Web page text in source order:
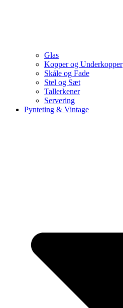
Glas
Kopper og Underkopper
Skåle og Fade
Stel og Sæt
Tallerkener
Servering
Pynteting & Vintage